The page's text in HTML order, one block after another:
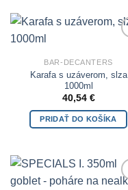
BAR-DECANTERS
Karafa s uzáverom, slza
1000ml
40,54 €
PRIDAŤ DO KOŠÍKA